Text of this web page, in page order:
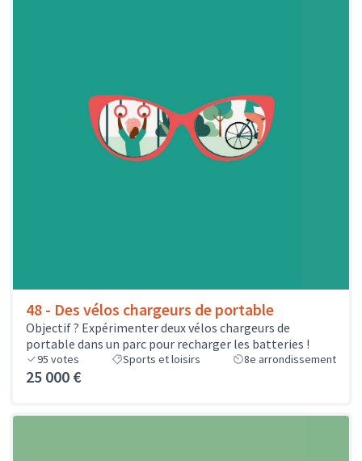
48 - Des vélos chargeurs de portable
Objectif ? Expérimenter deux vélos chargeurs de
portable dans un parc pour recharger les batteries !
95 votes Sports et loisirs 8e arrondissement
25 000 €